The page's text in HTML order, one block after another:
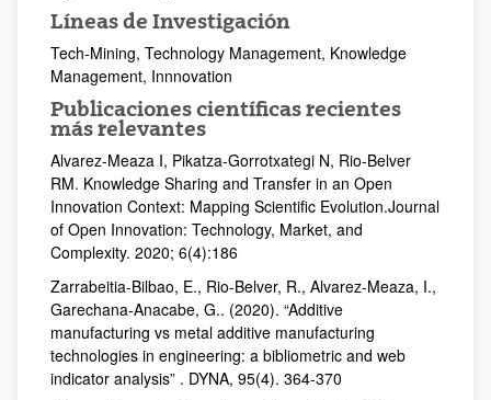
Líneas de Investigación
Tech-Mining, Technology Management, Knowledge
Management, Innnovation
Publicaciones científicas recientes
más relevantes
Alvarez-Meaza I, Pikatza-Gorrotxategi N, Rio-Belver
RM. Knowledge Sharing and Transfer in an Open
Innovation Context: Mapping Scientific Evolution.Journal
of Open Innovation: Technology, Market, and
Complexity. 2020; 6(4):186
Zarrabeitia-Bilbao, E., Rio-Belver, R., Alvarez-Meaza, I.,
Garechana-Anacabe, G.. (2020). “Additive
manufacturing vs metal additive manufacturing
technologies in engineering: a bibliometric and web
indicator analysis” . DYNA, 95(4). 364-370